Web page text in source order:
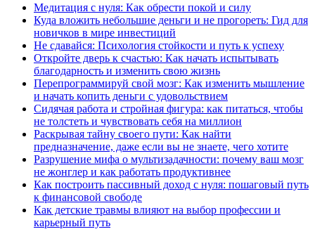
Медитация с нуля: Как обрести покой и силу
Куда вложить небольшие деньги и не прогореть: Гид для
новичков в мире инвестиций
Не сдавайся: Психология стойкости и путь к успеху
Откройте дверь к счастью: Как начать испытывать
благодарность и изменить свою жизнь
Перепрограммируй свой мозг: Как изменить мышление
и начать копить деньги с удовольствием
Сидячая работа и стройная фигура: как питаться, чтобы
не толстеть и чувствовать себя на миллион
Раскрывая тайну своего пути: Как найти
предназначение, даже если вы не знаете, чего хотите
Разрушение мифа о мультизадачности: почему ваш мозг
не жонглер и как работать продуктивнее
Как построить пассивный доход с нуля: пошаговый путь
к финансовой свободе
Как детские травмы влияют на выбор профессии и
карьерный путь